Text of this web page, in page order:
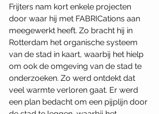
Frijters nam kort enkele projecten
door waar hij met FABRICations aan
meegewerkt heeft. Zo bracht hij in
Rotterdam het organische systeem
van de stad in kaart, waarbij het hielp
om ook de omgeving van de stad te
onderzoeken. Zo werd ontdekt dat
veel warmte verloren gaat. Er werd
een plan bedacht om een pijplijn door